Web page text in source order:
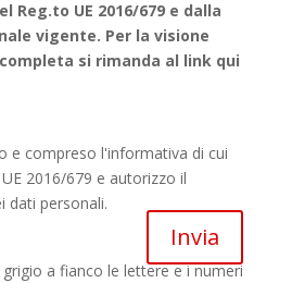
Reg.to UE 2016/679 e dalla
vigente. Per la visione
si rimanda al link qui
e compreso l'informativa di cui
UE 2016/679 e autorizzo il
dati personali.
a fianco le lettere e i numeri